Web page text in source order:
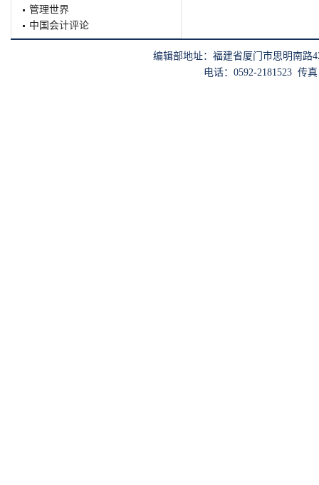
管理世界
中国会计评论
编辑部地址：福建省厦门市思明南路
电话：0592-2181523 传